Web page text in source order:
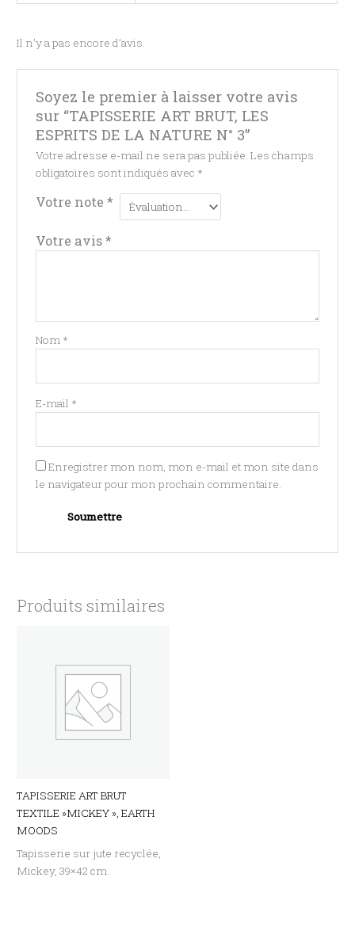
Il n’y a pas encore d’avis.
Soyez le premier à laisser votre avis
sur “TAPISSERIE ART BRUT, LES
ESPRITS DE LA NATURE N° 3”
Votre adresse e-mail ne sera pas publiée. Les champs
obligatoires sont indiqués avec *
Votre note *
Votre avis*
Nom *
E-mail *
Enregistrer mon nom, mon e-mail et mon site dans
le navigateur pour mon prochain commentaire.
Produits similaires
TAPISSERIE ART BRUT
TEXTILE »MICKEY », EARTH
MOODS
Tapisserie sur jute recyclée,
Mickey, 39×42 cm.